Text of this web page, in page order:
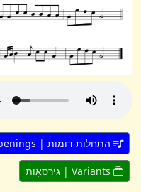
התחלות דומות | Similar Openings | ענלעכע אָנהייבן